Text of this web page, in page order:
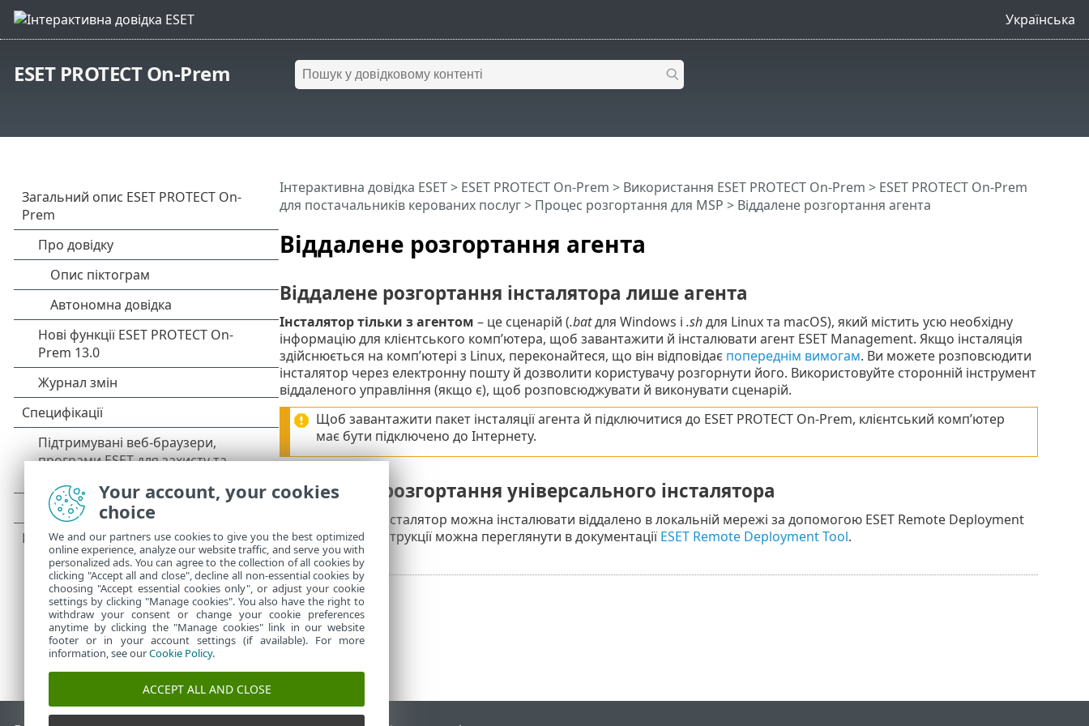
Українська
ESET PROTECT On-Prem
Віддалене розгортання агента
Інтерактивна довідка ESET> ESET PROTECT On-Prem > Використання ESET PROTECT On-Prem > ESET PROTECT On-Prem
для постачальників керованих послуг> Процес розгортання для MSP > Віддалене розгортання агента
Віддалене розгортання інсталятора лише агента
Інсталятор тільки з агентом – це сценарій (.batдля Windows і .shдля Linux та macOS), який містить усю необхідну
інформацію для клієнтського комп’ютера, щоб завантажити й інсталювати агент ESET Management. Якщо інсталяція
здійснюється на комп’ютері з Linux, переконайтеся, що він відповідає попереднім вимогам. Ви можете розповсюдити
інсталятор через електронну пошту й дозволити користувачу розгорнути його. Використовуйте сторонній інструмент
віддаленого управління (якщо є), щоб розповсюджувати й виконувати сценарій.
Щоб завантажити пакет інсталяції агента й підключитися до ESET PROTECT On-Prem, клієнтський комп’ютер
має бути підключено до Інтернету.
Віддалене розгортання універсального інсталятора
інсталятор можна інсталювати віддалено в локальній мережі за допомогою ESET Remote Deployment
Tool. Детальні інструкції можна переглянути в документаціїESET Remote Deployment Tool.
Your account, your cookies
choice
We and our partners use cookies to give you the best optimized
online experience, analyze our website traffic, and serve you with
personalized ads. You can agree to the collection of all cookies by
clicking "Accept all and close", decline all non-essential cookies by
choosing "Accept essential cookies only", or adjust your cookie
settings by clicking "Manage cookies". You also have the right to
withdraw your consent or change your cookie preferences
anytime by clicking the "Manage cookies" link in our website
footer or in your account settings (if available). For more
information, see ourCookie Policy.
ACCEPT ALL AND CLOSE